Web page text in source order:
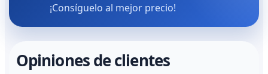
¡Consíguelo al mejor precio!
Opiniones de clientes